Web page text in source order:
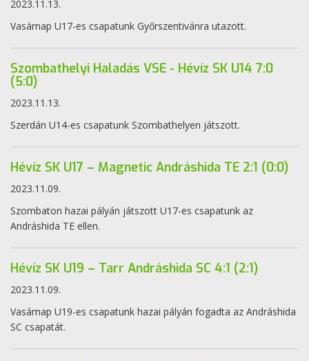
2023.11.13.
Vasárnap U17-es csapatunk Győrszentivánra utazott.
Szombathelyi Haladás VSE - Hévíz SK U14 7:0
(5:0)
2023.11.13.
Szerdán U14-es csapatunk Szombathelyen játszott.
Hévíz SK U17 – Magnetic Andráshida TE 2:1 (0:0)
2023.11.09.
Szombaton hazai pályán játszott U17-es csapatunk az
Andráshida TE ellen.
Hévíz SK U19 – Tarr Andráshida SC 4:1 (2:1)
2023.11.09.
Vasárnap U19-es csapatunk hazai pályán fogadta az Andráshida
SC csapatát.